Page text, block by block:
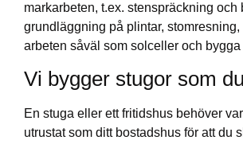
markarbeten, t.ex. stenspräckning och
grundläggning på plintar,
arbeten såväl som solceller och bygga
Vi bygger stugor som
En stuga eller ett fritidshus behöver
utrustat som ditt bostadshus för att du